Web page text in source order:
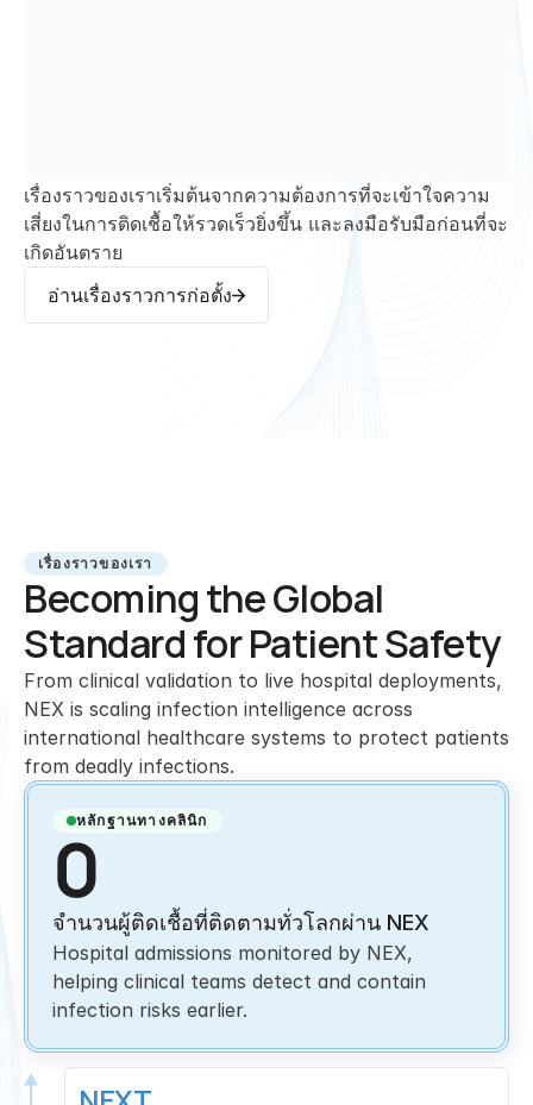
เรื่องราวของเราเริ่มต้นจากความต้องการที่จะเข้าใจความ
เสี่ยงในการติดเชื้อให้รวดเร็วยิ่งขึ้น และลงมือรับมือก่อนที่จะ
เกิดอันตราย
อ่านเรื่องราวการก่อตั้ง
เรื่องราวของเรา
Becoming the Global
Standard for Patient Safety
From clinical validation to live hospital deployments,
NEX is scaling infection intelligence across
international healthcare systems to protect patients
from deadly infections.
หลักฐานทางคลินิก
0
จำนวนผู้ติดเชื้อที่ติดตามทั่วโลกผ่าน NEX
Hospital admissions monitored by NEX,
helping clinical teams detect and contain
infection risks earlier.